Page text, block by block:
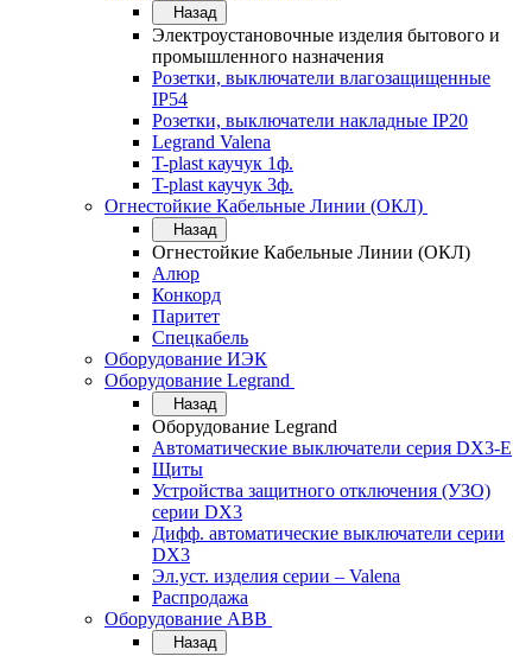
Назад
Электроустановочные изделия бытового и
промышленного назначения
Розетки, выключатели влагозащищенные
IP54
Розетки, выключатели накладные IP20
Legrand Valena
T-plast каучук 1ф.
T-plast каучук 3ф.
Огнестойкие Кабельные Линии (ОКЛ)
Назад
Огнестойкие Кабельные Линии (ОКЛ)
Алюр
Конкорд
Паритет
Спецкабель
Оборудование ИЭК
Оборудование Legrand
Назад
Оборудование Legrand
Автоматические выключатели серия DX3-E
Щиты
Устройства защитного отключения (УЗО)
серии DX3
Дифф. автоматические выключатели серии
DX3
Эл.уст. изделия серии – Valena
Распродажа
Оборудование АВВ
Назад